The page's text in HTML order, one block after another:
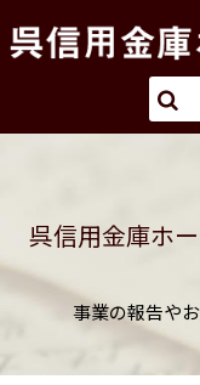
呉信用金庫ホ
事業の報告や